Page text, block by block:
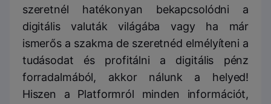
szeretnél hatékonyan bekapcsolódni a
digitális valuták világába vagy ha már
ismerős a szakma de szeretnéd elmélyíteni a
tudásodat és profitálni a digitális pénz
forradalmából, akkor nálunk a helyed!
Hiszen a Platformról minden információt,